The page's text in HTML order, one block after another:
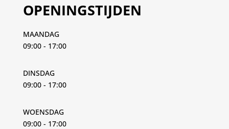
OPENINGSTIJDEN
MAANDAG
09:00 - 17:00
DINSDAG
09:00 - 17:00
WOENSDAG
09:00 - 17:00